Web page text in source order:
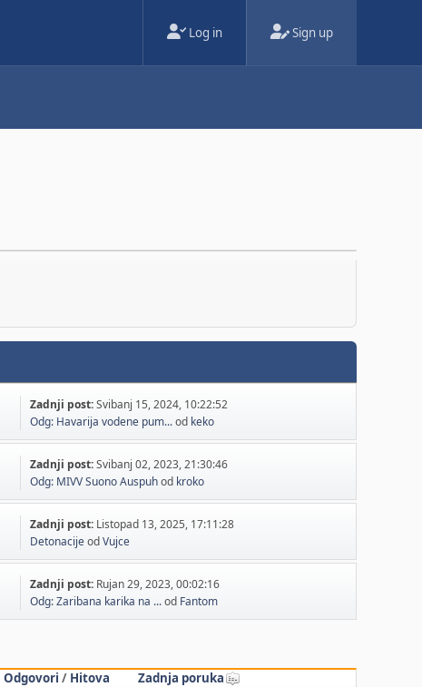
Log in Sign up
Zadnji post:Svibanj 15, 2024, 10:22:52
Odg: Havarija vodene pum...od keko
Zadnji post:Svibanj 02, 2023, 21:30:46
Odg: MIVV Suono Auspuhod kroko
Zadnji post: Listopad 13, 2025, 17:11:28
DetonacijeodVujce
Zadnji post: Rujan 29, 2023, 00:02:16
Odg: Zaribana karika na ...od Fantom
Odgovori / Hitova
Zadnja poruka